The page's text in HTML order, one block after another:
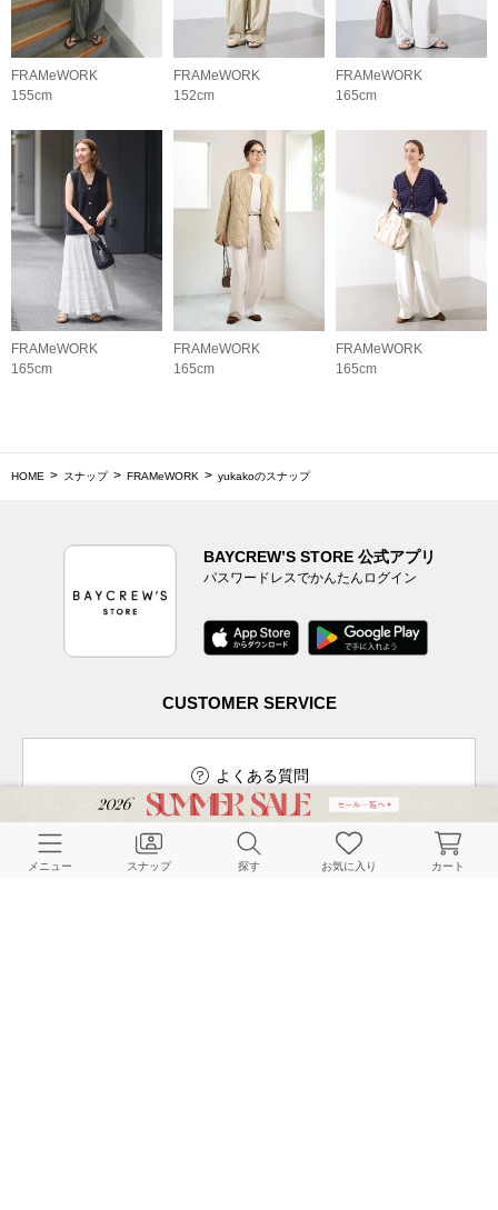
FRAMeWORK
155cm
FRAMeWORK
152cm
FRAMeWORK
165cm
FRAMeWORK
165cm
FRAMeWORK
165cm
FRAMeWORK
165cm
HOME スナップ FRAMeWORK yukakoのスナップ
BAYCREW’S STORE 公式アプリ
パスワードレスでかんたんログイン
CUSTOMER SERVICE
よくある質問
メニュー スナップ 探す お気に入り カート